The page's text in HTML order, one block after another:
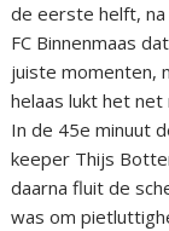
de eerste helft,
FC Binnenmaas
juiste momenten,
helaas lukt het
In de 45e minuut
keeper Thijs
daarna fluit de
was om